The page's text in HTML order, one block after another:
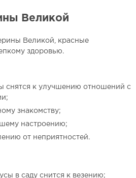
Великой
Великой, красные
здоровью.
снятся к улучшению отношений с
знакомству;
настроению;
от неприятностей.
в саду снится к везению;